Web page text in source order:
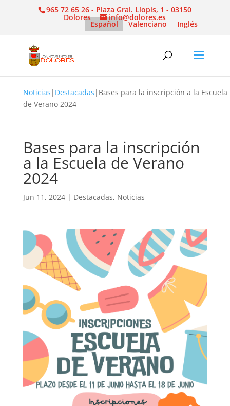
965 72 65 26 - Plaza Gral. Llopis, 1 - 03150
Dolores info@dolores.es
Español Valenciano Inglés
Noticias | Destacadas | Bases para la inscripción a la Escuela
de Verano 2024
Bases para la inscripción
a la Escuela de Verano
2024
Jun 11, 2024| Destacadas, Noticias